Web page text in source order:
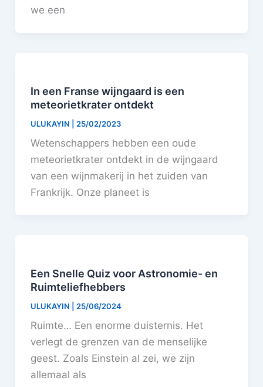
we een
In een Franse wijngaard is een
meteorietkrater ontdekt
ULUKAYIN 25/02/2023
Wetenschappers hebben een oude
meteorietkrater ontdekt in de wijngaard
van een wijnmakerij in het zuiden van
Frankrijk. Onze planeet is
Een Snelle Quiz voor Astronomie- en
Ruimteliefhebbers
ULUKAYIN 25/06/2024
Ruimte… Een enorme duisternis. Het
verlegt de grenzen van de menselijke
geest. Zoals Einstein al zei, we zijn
allemaal als